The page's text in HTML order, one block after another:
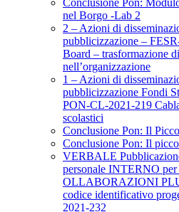
Conclusione Pon:
nel Borgo -Lab 2
2 – Azioni di
pubblicizzazione –
Board – trasformazione
nell’organizzazione
1 – Azioni di
pubblicizzazione Fondi
PON-CL-2021-219
scolastici
Conclusione Pon: Il
Conclusione Pon: Il
VERBALE
personale INTERNO
OLLABORAZIONI
codice identificativo
2021-232